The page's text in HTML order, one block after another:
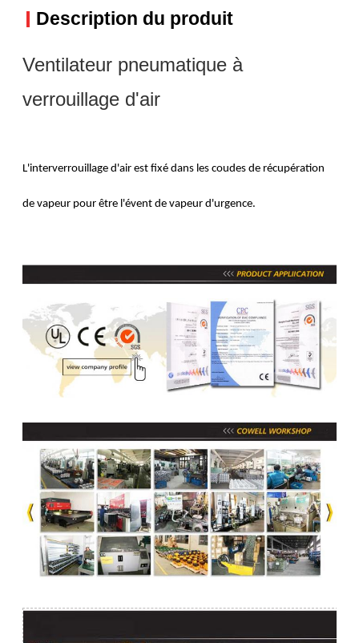
Description du produit
Ventilateur pneumatique à
verrouillage d'air
L'interverrouillage d'air est fixé dans les coudes de récupération
de vapeur pour être l'évent de vapeur d'urgence.